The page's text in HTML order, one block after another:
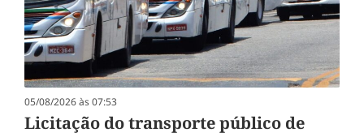
05/08/2026 às 07:53
Licitação do transporte público de